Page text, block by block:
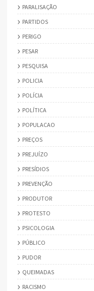
PARALISAÇÃO
PARTIDOS
PERIGO
PESAR
PESQUISA
POLICIA
POLÍCIA
POLÍTICA
POPULACAO
PREÇOS
PREJUÍZO
PRESÍDIOS
PREVENÇÃO
PRODUTOR
PROTESTO
PSICOLOGIA
PÚBLICO
PUDOR
QUEIMADAS
RACISMO